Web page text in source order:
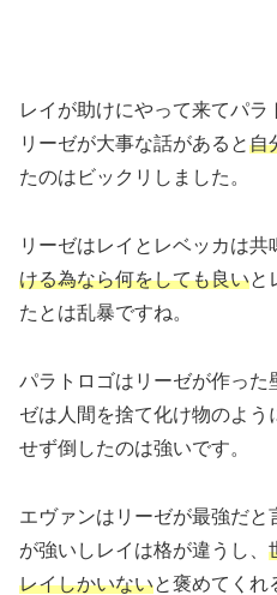
レイが助けにやって来てパラ
リーゼが大事な話があると自
たのはビックリしました。
リーゼはレイとレベッカは共
ける為なら何をしても良いと
たとは乱暴ですね。
パラトロゴはリーゼが作っ
ゼは人間を捨て化け物のよ
せず倒したのは強いです。
エヴァンはリーゼが最強だ
が強いしレイは格が違うし、
レイしかいないと褒めてくれ